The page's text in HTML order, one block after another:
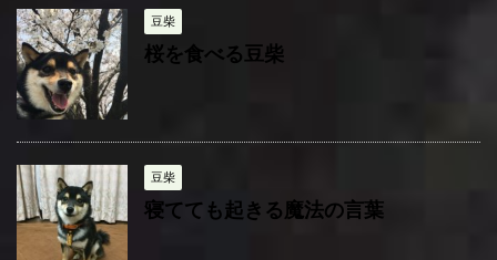
豆柴
桜を食べる豆柴
豆柴
寝てても起きる魔法の言葉